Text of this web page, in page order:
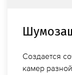
Создается
камер